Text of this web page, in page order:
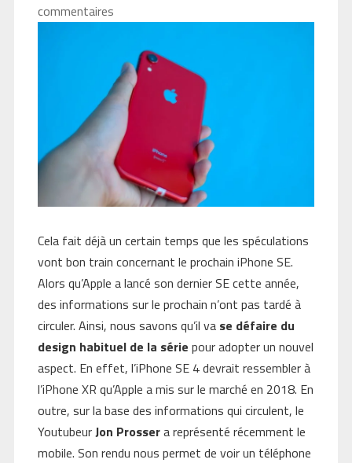
commentaires
Cela fait déjà un certain temps que les spéculations
vont bon train concernant le prochain iPhone SE.
Alors qu’Apple a lancé son dernier SE cette année,
des informations sur le prochain n’ont pas tardé à
circuler. Ainsi, nous savons qu’il va se défaire du
design habituel de la série pour adopter un nouvel
aspect. En effet, l’iPhone SE 4 devrait ressembler à
l’iPhone XR qu’Apple a mis sur le marché en 2018. En
outre, sur la base des informations qui circulent, le
YoutubeurJon Prossera représenté récemment le
mobile. Son rendu nous permet de voir un téléphone